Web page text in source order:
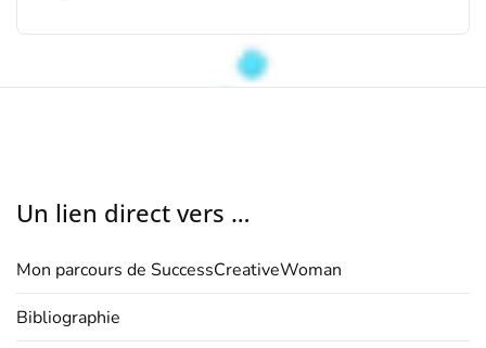
Un lien direct vers …
Mon parcours de SuccessCreativeWoman
Bibliographie